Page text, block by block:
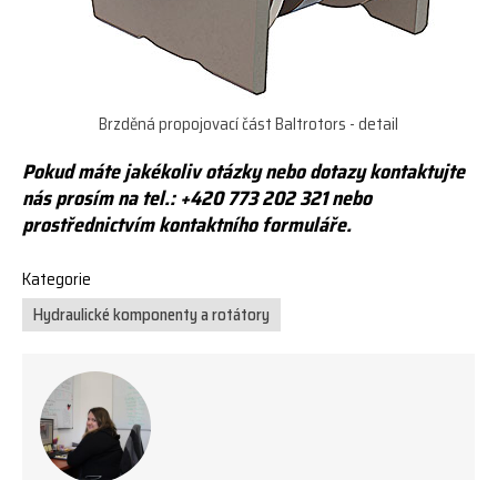
Brzděná propojovací část Baltrotors - detail
Pokud máte jakékoliv otázky nebo dotazy kontaktujte
nás prosím na tel.: +420 773 202 321 nebo
prostřednictvím kontaktního formuláře.
Kategorie
Hydraulické komponenty a rotátory